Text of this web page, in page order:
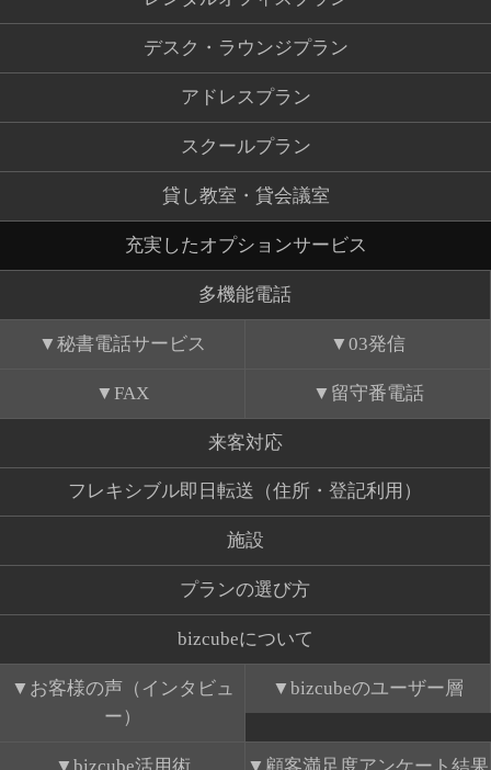
デスク・ラウンジプラン
アドレスプラン
スクールプラン
貸し教室・貸会議室
充実したオプションサービス
多機能電話
秘書電話サービス 03発信
FAX 留守番電話
来客対応
フレキシブル即日転送（住所・登記利用）
施設
プランの選び方
bizcubeについて
お客様の声（インタビュ
ー）
bizcubeのユーザー層